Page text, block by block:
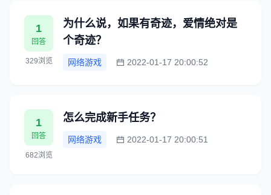
1
回答
329浏览
为什么说，如果有奇迹，爱情绝对是
个奇迹？
网络游戏 2022-01-17 20:00:52
1
回答
682浏览
怎么完成新手任务？
网络游戏 2022-01-17 20:00:51